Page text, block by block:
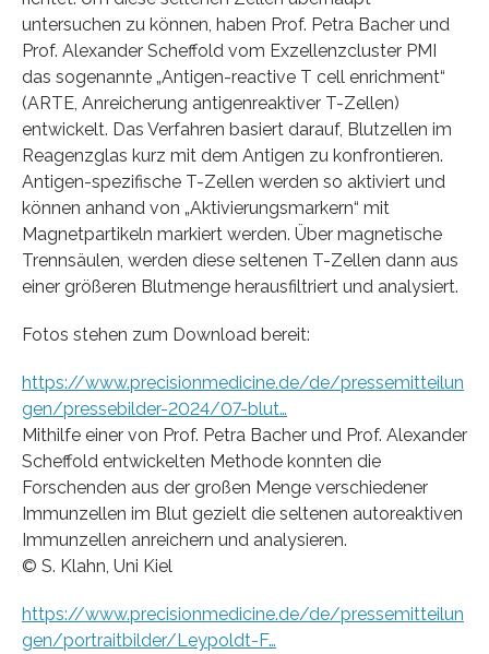
untersuchen zu können, haben Prof. Petra Bacher und
Prof. Alexander Scheffold vom Exzellenzcluster PMI
das sogenannte „Antigen-reactive T cell enrichment“
(ARTE, Anreicherung antigenreaktiver T-Zellen)
entwickelt. Das Verfahren basiert darauf, Blutzellen im
Reagenzglas kurz mit dem Antigen zu konfrontieren.
Antigen-spezifische T-Zellen werden so aktiviert und
können anhand von „Aktivierungsmarkern“ mit
Magnetpartikeln markiert werden. Über magnetische
Trennsäulen, werden diese seltenen T-Zellen dann aus
einer größeren Blutmenge herausfiltriert und analysiert.
Fotos stehen zum Download bereit:
https://www.precisionmedicine.de/de/pressemitteilun
gen/pressebilder-2024/07-blut…
Mithilfe einer von Prof. Petra Bacher und Prof. Alexander
Scheffold entwickelten Methode konnten die
Forschenden aus der großen Menge verschiedener
Immunzellen im Blut gezielt die seltenen autoreaktiven
Immunzellen anreichern und analysieren.
© S. Klahn, Uni Kiel
https://www.precisionmedicine.de/de/pressemitteilun
gen/portraitbilder/Leypoldt-F…